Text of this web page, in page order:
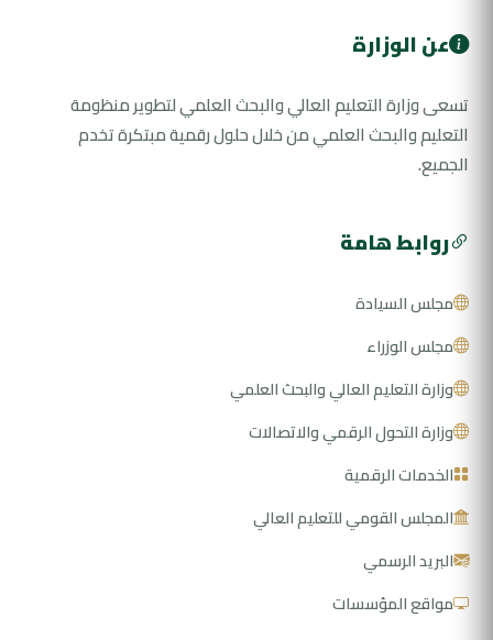
عن الوزارة
تسعى وزارة التعليم العالي والبحث العلمي لتطوير منظومة
التعليم والبحث العلمي من خلال حلول رقمية مبتكرة تخدم
الجميع.
روابط هامة
مجلس السيادة
مجلس الوزراء
وزارة التعليم العالي والبحث العلمي
وزارة التحول الرقمي والاتصالات
الخدمات الرقمية
المجلس القومي للتعليم العالي
البريد الرسمي
مواقع المؤسسات